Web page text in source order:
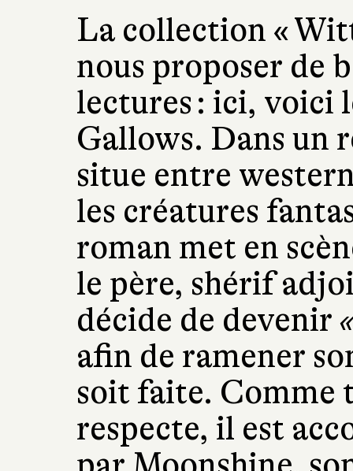
La collection «
nous proposer de
lectures : ici, voici
Gallows. Dans un
situe entre
les créatures
roman met en
le père, shérif
décide de devenir
afin de ramener
soit faite. Comme
respecte, il est